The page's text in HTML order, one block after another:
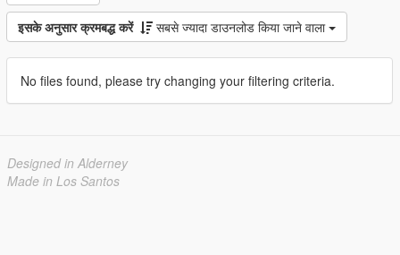
इसके अनुसार क्रमबद्ध करें सबसे ज्यादा डाउनलोड किया जाने वाला
No files found, please try changing your filtering criteria.
Designed in Alderney
Made in Los Santos